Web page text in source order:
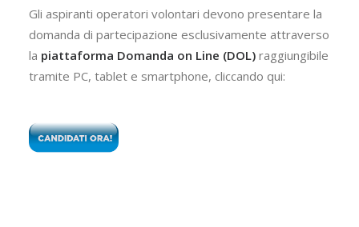
Gli aspiranti operatori volontari devono presentare la
domanda di partecipazione esclusivamente attraverso
la piattaforma Domanda on Line (DOL) raggiungibile
tramite PC, tablet e smartphone, cliccando qui: